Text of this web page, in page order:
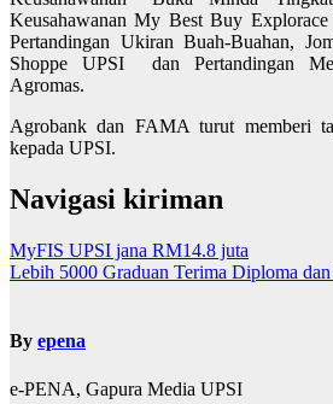
Keusahawanan My Best Buy
Pertandingan Ukiran Buah-Buahan,
Shoppe UPSI dan Pertandingan
Agromas.
Agrobank dan FAMA turut memberi
kepada UPSI.
Navigasi kiriman
MyFIS UPSI jana RM14.8 juta
Lebih 5000 Graduan Terima Diploma
By epena
e-PENA, Gapura Media UPSI